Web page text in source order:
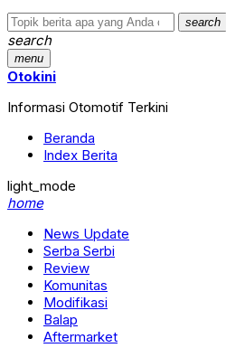
search
search
menu
Otokini
Informasi Otomotif Terkini
Beranda
Index Berita
light_mode
home
News Update
Serba Serbi
Review
Komunitas
Modifikasi
Balap
Aftermarket